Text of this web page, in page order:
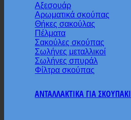
Αξεσουάρ
Αρωματικά σκούπας
Θήκες σακούλας
Πέλματα
Σακούλες σκούπας
Σωλήνες μεταλλικοί
Σωλήνες σπυράλ
Φίλτρα σκούπας
ΑΝΤΑΛΛΑΚΤΙΚΑ ΓΙΑ ΣΚΟΥΠΑΚΙ